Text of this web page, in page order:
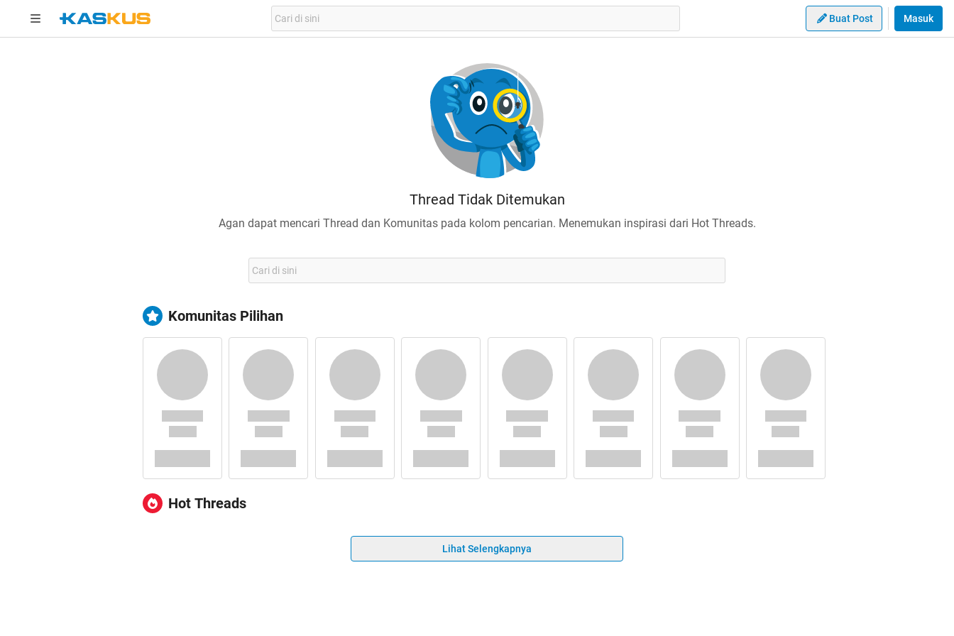
Buat Post Masuk
Thread Tidak Ditemukan
Agan dapat mencari Thread dan Komunitas pada kolom pencarian. Menemukan inspirasi dari Hot Threads.
Komunitas Pilihan
Hot Threads
Lihat Selengkapnya